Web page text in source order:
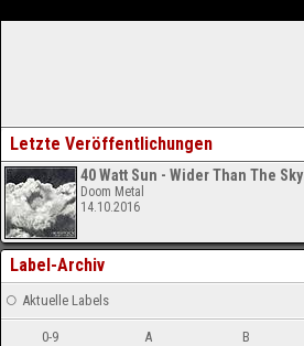
Letzte Veröffentlichungen
40 Watt Sun - Wider Than The Sky
Doom Metal
14.10.2016
Label-Archiv
Aktuelle Labels
0-9 A B